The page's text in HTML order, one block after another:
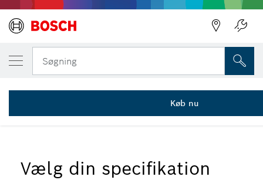
Søgning
... U 234 X Progressor for Wood-stiksavklinger
Vælg din specifikation
DIN VALGTE VARIANT
Stiksavsklinge U 234 X
2 608 633 525
Køb nu